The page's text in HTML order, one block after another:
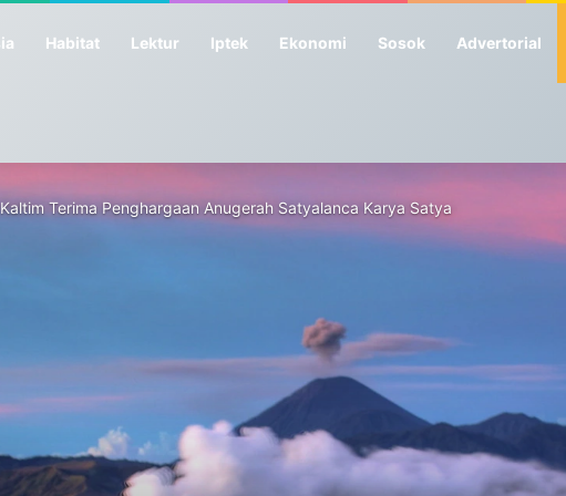
Habitat Lektur Iptek Ekonomi Sosok Advertorial
Terima Penghargaan Anugerah Satyalanca Karya Satya